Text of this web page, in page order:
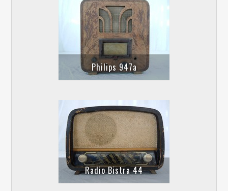
Philips 947a
Radio Bistra 44